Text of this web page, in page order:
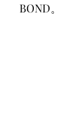
BOND。